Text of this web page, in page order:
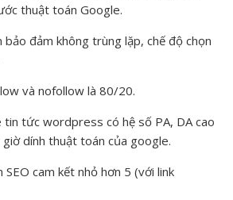
thuật toán Google.
bảo đảm không trùng lặp, chế độ chọn
và nofollow là 80/20.
tức wordpress có hệ số PA, DA cao
dính thuật toán của google.
cam kết nhỏ hơn 5 (với link